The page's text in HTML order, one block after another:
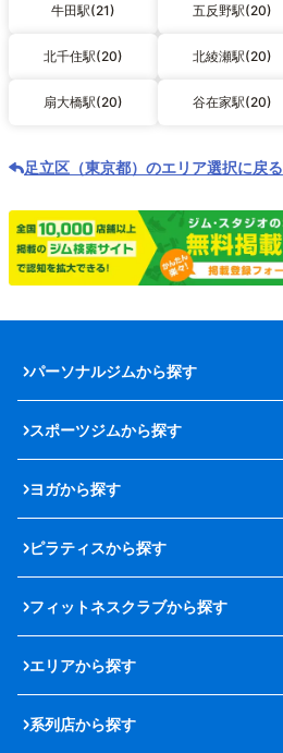
牛田駅(21) 五反野駅(20)
北千住駅(20) 北綾瀬駅(20)
扇大橋駅(20) 谷在家駅(20)
足立区（東京都）のエリア選択に戻る
パーソナルジムから探す
スポーツジムから探す
ヨガから探す
ピラティスから探す
フィットネスクラブから探す
エリアから探す
系列店から探す